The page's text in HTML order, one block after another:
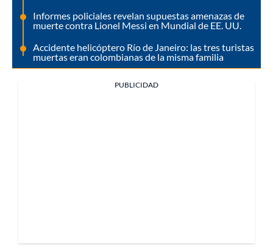
Informes policiales revelan supuestas amenazas de
muerte contra Lionel Messi en Mundial de EE. UU.
Accidente helicóptero Río de Janeiro: las tres turistas
muertas eran colombianas de la misma familia
PUBLICIDAD